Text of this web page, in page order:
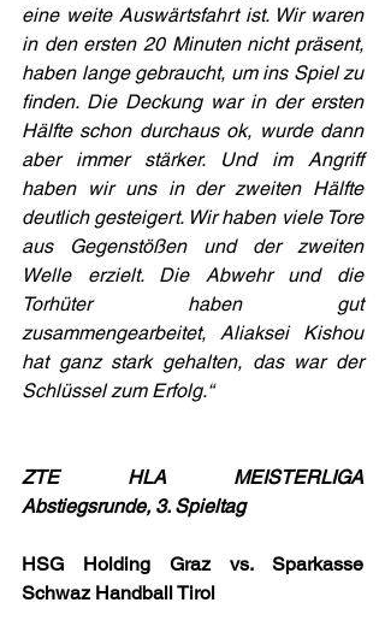
eine weite Auswärtsfahrt ist. Wir waren
in den ersten 20 Minuten nicht präsent,
haben lange gebraucht, um ins Spiel zu
finden. Die Deckung war in der ersten
Hälfte schon durchaus ok, wurde dann
aber immer stärker. Und im Angriff
haben wir uns in der zweiten Hälfte
deutlich gesteigert. Wir haben viele Tore
aus Gegenstößen und der zweiten
Welle erzielt. Die Abwehr und die
Torhüter haben gut
zusammengearbeitet, Aliaksei Kishou
hat ganz stark gehalten, das war der
Schlüssel zum Erfolg.“
ZTE HLA MEISTERLIGA
Abstiegsrunde, 3. Spieltag
HSG Holding Graz vs. Sparkasse
Schwaz Handball Tirol